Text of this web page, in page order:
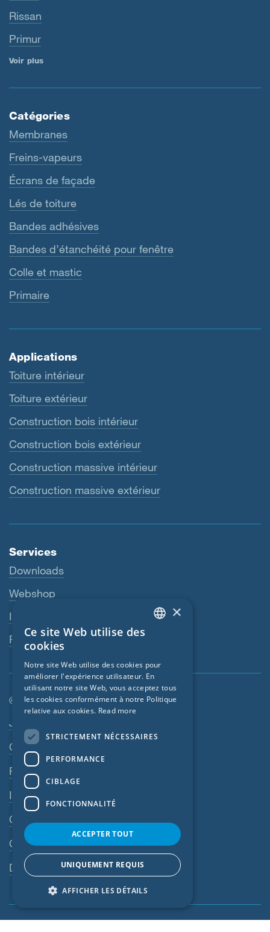
Rissan
Primur
Voir plus
Catégories
Membranes
Freins-vapeurs
Écrans de façade
Lés de toiture
Bandes adhésives
Bandes d’étanchéité pour fenêtre
Colle et mastic
Primaire
Applications
Toiture intérieur
Toiture extérieur
Construction bois intérieur
Construction bois extérieur
Construction massive intérieur
Construction massive extérieur
Services
Downloads
Webshop
Interlocuteur
Revendeurs
© SIGA 2026
Jobs
Contact
Règles de confidentialité
Impressum
CGV
CGA
Dispositif d’alerte
ENGLISH
FRENCH
CZECH
LATVIAN
NORWEGIAN
×
Ce site Web utilise des
cookies
Notre site Web utilise des cookies pour
améliorer l'expérience utilisateur. En
utilisant notre site Web, vous acceptez tous
les cookies conformément à notre Politique
relative aux cookies. Read more
STRICTEMENT NÉCESSAIRES
PERFORMANCE
CIBLAGE
FONCTIONNALITÉ
ACCEPTER TOUT
UNIQUEMENT REQUIS
AFFICHER LES DÉTAILS